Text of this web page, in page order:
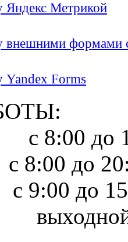
Яндекс Метрикой
внешними формами
Yandex Forms
с 8:00 до
до
до